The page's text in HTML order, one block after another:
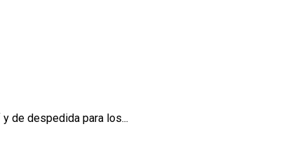
de despedida para los...